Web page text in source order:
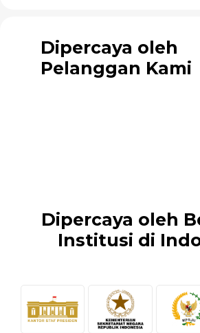
Dipercaya oleh
Pelanggan Kami
Dipercaya oleh
Institusi di